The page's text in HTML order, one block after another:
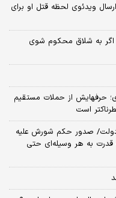
ویدئوی لحظه قتل او برای
اگر به شلاق محکوم شوی
حرفهایش از حملات مستقیم
است
دولت/ صدور حکم شورش علیه
قدرت به هر وسیله‌ای حتی